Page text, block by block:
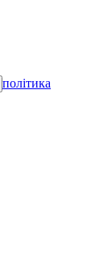
політика